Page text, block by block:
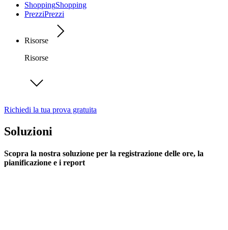
ShoppingShopping
PrezziPrezzi
Risorse
Risorse
Richiedi la tua prova gratuita
Soluzioni
Scopra la nostra soluzione per la registrazione delle ore, la
pianificazione e i report